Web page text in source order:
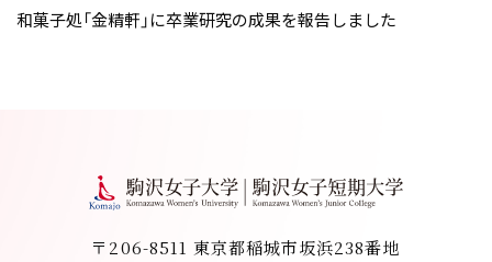
和菓子処「金精軒」に卒業研究の成果を報告しました
〒206-8511 東京都稲城市坂浜238番地